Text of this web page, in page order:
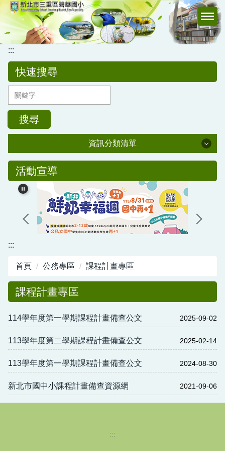
跳
到
主
要
區
:::
快速搜尋
搜尋
資訊分類清單
公務專區
校務行政
公告訊息
資訊中心
活動宣導
:::
首頁 公務專區 課程計畫專區
課程計畫專區
114學年度第一學期課程計畫備查公文 2025-09-02
113學年度第二學期課程計畫備查公文 2025-02-14
113學年度第一學期課程計畫備查公文 2024-08-30
新北市國中小課程計畫備查資源網 2021-09-06
:::